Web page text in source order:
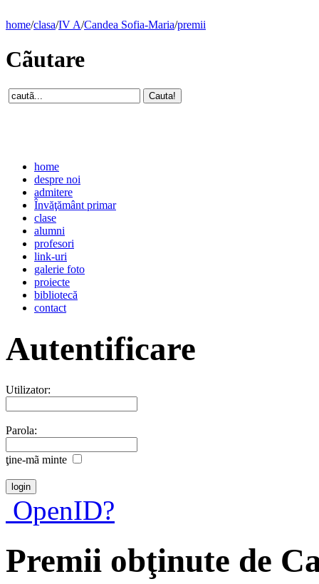
home/clasa/IV A/Candea Sofia-Maria/premii
Cãutare
home
despre noi
admitere
Învăţământ primar
clase
alumni
profesori
link-uri
galerie foto
proiecte
bibliotecă
contact
Autentificare
Utilizator:
Parola:
ţine-mã minte
OpenID?
Premii obţinute de